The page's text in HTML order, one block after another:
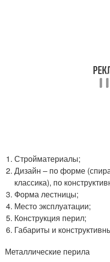
Стройматериалы;
Дизайн – по форме
классика), по
Форма лестницы;
Место эксплуатации;
Конструкция перил;
Габариты и
Металлические перила